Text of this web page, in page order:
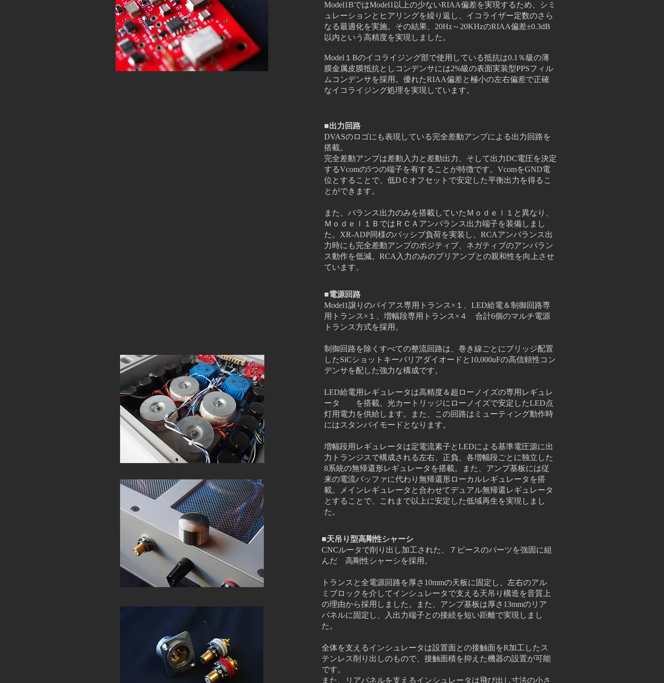
Model1BではModel1以上の少ないRIAA偏差を実現するため、
シミ
ュレーションとヒアリングを繰り返し、イコライザー定数のさら
なる最適化を実施。 その結果、 20Hz～20KHzのRIAA偏差±0.3dB
以内という高精度を実現しました。
Model１Bのイコライジング部で使用している抵抗は0.1％級の薄
膜金属皮膜抵抗としコンデンサには2%級の表面実装型PPSフィル
ムコンデンサを採用。優れたRIAA偏差と極小の左右偏差で正確
なイコライジング処理を実現しています。
■出力回路
DVASのロゴにも表現している完全差動アンプによる出力 回路を
搭載。
完全差動アンプは差動入力と差動出力、そして出力DC電圧を決定
するVcomの5つの端子を有することが特徴です。VcomをGND電
位とすることで、低DＣオフセットで安定した平衡出力を得るこ
とができます。
また、​バランス出力のみを搭載していたＭｏｄｅｌ１と異なり、
Ｍｏｄｅｌ１ＢではＲＣＡアンバランス出力端子を装備しまし
た。XR-ADP同様のパッシブ負荷を実装し、RCAアンバランス出
力時にも完全差動アンプのポジティブ、ネガティブのアンバラン
ス動作を低減。RCA入力のみのプリアンプとの親和性を向上させ
ています。
■電源回路
Model1譲りのバイアス専用トランス×１、LED給電＆制御回路専
用トランス×１、 増幅段専用トランス×４ 合計6個のマルチ電源
トランス方式を採用。
制御回路を除くすべての整流回路は、 巻き線ごとにブリッジ配置
したSiCショットキーバリアダイオードと10,000uFの高信頼性コン
デンサを配した強力な構成です。
LED給電用レギュレータは高精度＆超ローノイズの専用レギュレ
ータ
を搭載。光カートリッジにローノイズで安定したLED点
灯用電力を供給します。また、この回路はミューティング動作時
にはスタンバイモードとなります。
増幅段用レギュレータは定電流素子とLEDによる基準電圧源に出
力ト ランジスで構成される左右、正負、各増幅段ごとに独立した
8系統の無帰還形レギュレータを搭載。また、アンプ基板には従
来の電流バッファに代わり無帰還形ローカルレギュレータを搭
載。メインレギュレータと合わせてデュアル無帰還レギュレータ
とすることで、これまで以上に安定した低域再生を実現しまし
た。
■天吊り型高剛性シャーシ
CNCルータで削り出し加工された、７ピースのパーツを強固に組
んだ 高剛性シャーシを採用。
トランスと全電源回路を厚さ10mmの天板に固定し、左右のアル
ミブロックを介してインシュレータで支える天吊り構造を音質上
の理由から採用しました。また、 アンプ基板は厚さ13mmのリア
パネルに固定し、入出力端子との接続を短い距離で実現しまし
た。
全体を支えるインシュレータは設置面との接触面をR加工したス
テンレス削り出しのもので、 接触面積を抑えた機器の設置が可能
です。
また、リアパネルを支えるインシュレータは飛び出し寸法の小さ